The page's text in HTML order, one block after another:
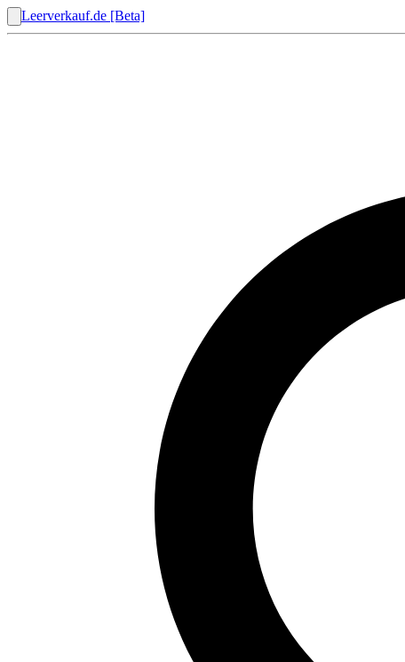
Leerverkauf.de [Beta]